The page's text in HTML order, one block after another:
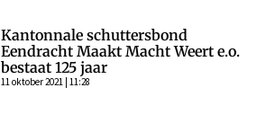
Kantonnale schuttersbond
Eendracht Maakt Macht Weert e.o.
bestaat 125 jaar
11 oktober 2021 | 11:28